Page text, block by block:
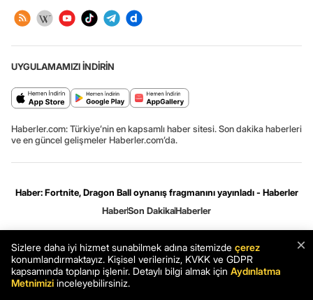
UYGULAMAMIZI İNDİRİN
Haberler.com: Türkiye’nin en kapsamlı haber sitesi. Son dakika haberleri
ve en güncel gelişmeler Haberler.com’da.
Haber: Fortnite, Dragon Ball oynanış fragmanını yayınladı - Haberler
HaberSon DakikaHaberler
.HCFOK.
×
Sizlere daha iyi hizmet sunabilmek adına sitemizde çerez
konumlandırmaktayız. Kişisel verileriniz, KVKK ve GDPR
kapsamında toplanıp işlenir. Detaylı bilgi almak için Aydınlatma
Metnimizi inceleyebilirsiniz.